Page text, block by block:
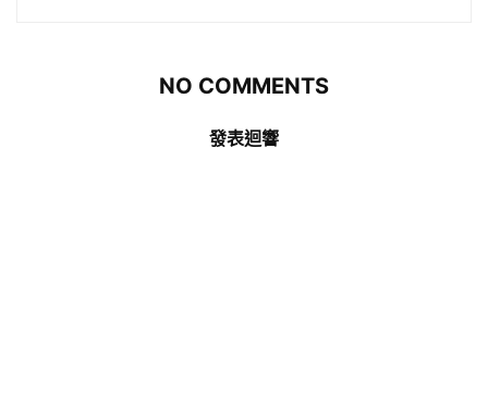
NO COMMENTS
發表迴響